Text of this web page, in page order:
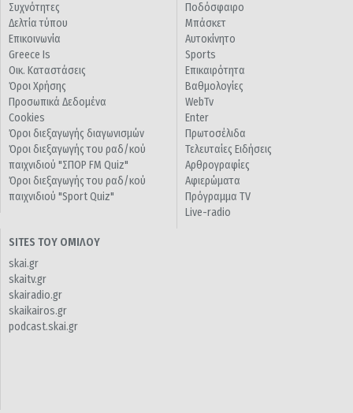
Συχνότητες
Δελτία τύπου
Επικοινωνία
Greece Is
Οικ. Καταστάσεις
Όροι Χρήσης
Προσωπικά Δεδομένα
Cookies
Όροι διεξαγωγής διαγωνισμών
Όροι διεξαγωγής του ραδ/κού
παιχνιδιού "ΣΠΟΡ FM Quiz"
Όροι διεξαγωγής του ραδ/κού
παιχνιδιού "Sport Quiz"
Ποδόσφαιρο
Μπάσκετ
Αυτοκίνητο
Sports
Επικαιρότητα
Βαθμολογίες
WebTv
Enter
Πρωτοσέλιδα
Τελευταίες Ειδήσεις
Αρθρογραφίες
Αφιερώματα
Πρόγραμμα TV
Live-radio
SITES ΤΟΥ ΟΜΙΛΟΥ
skai.gr
skaitv.gr
skairadio.gr
skaikairos.gr
podcast.skai.gr